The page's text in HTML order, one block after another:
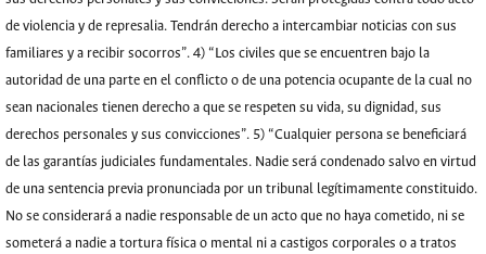
de violencia y de represalia. Tendrán derecho a intercambiar noticias con sus
familiares y a recibir socorros”. 4) “Los civiles que se encuentren bajo la
autoridad de una parte en el conflicto o de una potencia ocupante de la cual no
sean nacionales tienen derecho a que se respeten su vida, su dignidad, sus
derechos personales y sus convicciones”. 5) “Cualquier persona se beneficiará
de las garantías judiciales fundamentales. Nadie será condenado salvo en virtud
de una sentencia previa pronunciada por un tribunal legítimamente constituido.
No se considerará a nadie responsable de un acto que no haya cometido, ni se
someterá a nadie a tortura física o mental ni a castigos corporales o a tratos